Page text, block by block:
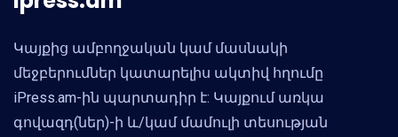
Կայքից ամբողջական կամ մասնակի
մեջբերումներ կատարելիս ակտիվ հղումը
iPress.am-ին պարտադիր է: Կայքում առկա
գովազդ(ներ)-ի և/կամ մամուլի տեսության